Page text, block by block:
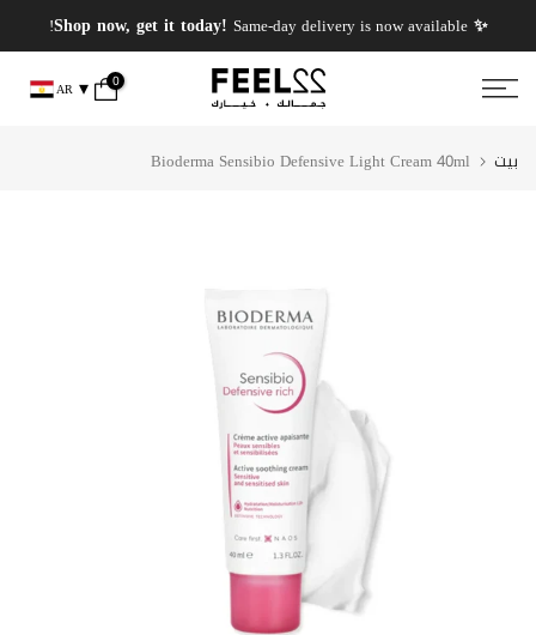
انتقل
إلى
المحتوى
✨ Shop now, get it today!
Same-day delivery is now available!
0
AR
بيت Bioderma Sensibio Defensive Light Cream 40ml